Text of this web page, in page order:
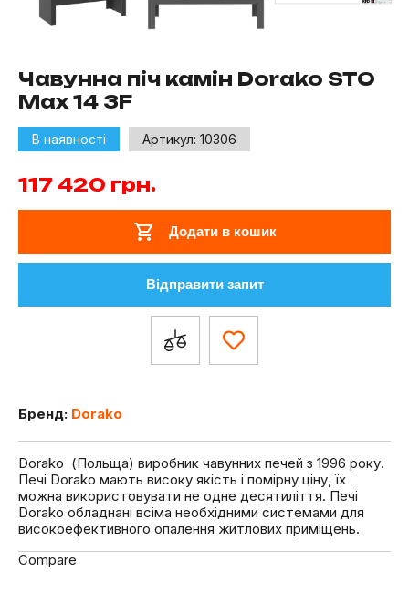
Чавунна піч камін Dorako STO
Max 14 3F
В наявності Артикул: 10306
117 420 грн.
Додати в кошик
Відправити запит
Бренд: Dorako
Dorako (Польща) виробник чавунних печей з 1996 року.
Печі Dorako мають високу якість і помірну ціну, їх
можна використовувати не одне десятиліття. Печі
Dorako обладнані всіма необхідними системами для
високоефективного опалення житлових приміщень.
Compare